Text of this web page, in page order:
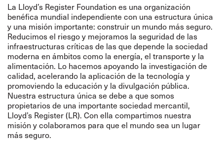
La Lloyd’s Register Foundation es una organización
benéfica mundial independiente con una estructura única
y una misión importante: construir un mundo más seguro.
Reducimos el riesgo y mejoramos la seguridad de las
infraestructuras críticas de las que depende la sociedad
moderna en ámbitos como la energía, el transporte y la
alimentación. Lo hacemos apoyando la investigación de
calidad, acelerando la aplicación de la tecnología y
promoviendo la educación y la divulgación pública.
Nuestra estructura única se debe a que somos
propietarios de una importante sociedad mercantil,
Lloyd’s Register (LR). Con ella compartimos nuestra
misión y colaboramos para que el mundo sea un lugar
más seguro.